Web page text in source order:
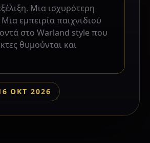
Μια ισχυρότερη
εμπειρία παιχνιδιού
στο Warland style που
θυμούνται και
ΟΚΤ 2026